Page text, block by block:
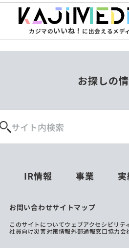
カジマのいいね！ に出会えるメデ
お探しの
IR情報 事業
お問い合わせサイトマップ
このサイトについてウェブアクセシビリテ
社員向け災害対策情報外部通報窓口協力会